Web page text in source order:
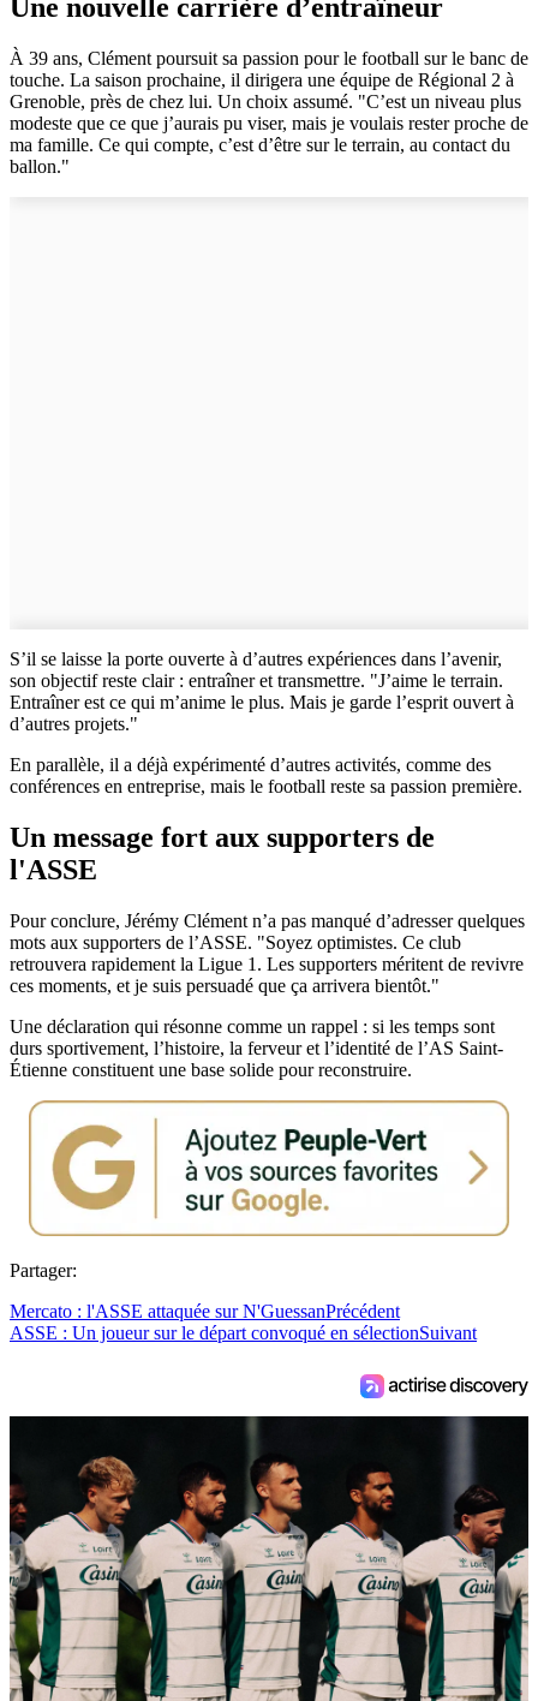
Une nouvelle carrière d’entraîneur
À 39 ans, Clément poursuit sa passion pour le football sur le banc de
touche. La saison prochaine, il dirigera une équipe de Régional 2 à
Grenoble, près de chez lui. Un choix assumé. "C’est un niveau plus
modeste que ce que j’aurais pu viser, mais je voulais rester proche de
ma famille. Ce qui compte, c’est d’être sur le terrain, au contact du
ballon."
S’il se laisse la porte ouverte à d’autres expériences dans l’avenir,
son objectif reste clair : entraîner et transmettre. "J’aime le terrain.
Entraîner est ce qui m’anime le plus. Mais je garde l’esprit ouvert à
d’autres projets."
En parallèle, il a déjà expérimenté d’autres activités, comme des
conférences en entreprise, mais le football reste sa passion première.
Un message fort aux supporters de
l'ASSE
Pour conclure, Jérémy Clément n’a pas manqué d’adresser quelques
mots aux supporters de l’ASSE. "Soyez optimistes. Ce club
retrouvera rapidement la Ligue 1. Les supporters méritent de revivre
ces moments, et je suis persuadé que ça arrivera bientôt."
Une déclaration qui résonne comme un rappel : si les temps sont
durs sportivement, l’histoire, la ferveur et l’identité de l’AS Saint-
Étienne constituent une base solide pour reconstruire.
Partager:
Mercato : l'ASSE attaquée sur N'GuessanPrécédent
ASSE : Un joueur sur le départ convoqué en sélectionSuivant